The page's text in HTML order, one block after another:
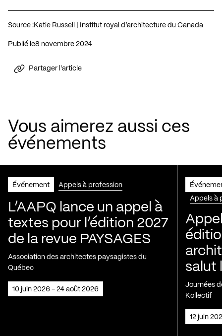
Source :Katie Russell | Institut royal d’architecture du Canada
Publié le 8 novembre 2024
Partager l'article
Vous aimerez aussi ces
événements
Événement Appels à profession
L’AAPQ lance un appel à
textes pour l’édition 2027
de la revue PAYSAGES
Association des architectes paysagistes du
Québec
10 juin 2026 - 24 août 2026
Appels à
salut
Journées
Kollectif
12 juin